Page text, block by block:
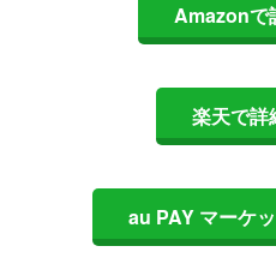
Amazonで
楽天で詳
au PAY マーケ